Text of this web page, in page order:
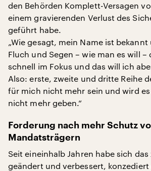
den Behörden Komplett-Versagen
einem gravierenden Verlust des
geführt habe.
„Wie gesagt, mein Name ist
Fluch und Segen – wie man es will –
schnell im Fokus und das will ich
Also: erste, zweite und dritte Reihe
für mich nicht mehr sein und wird
nicht mehr geben.“
Forderung nach mehr Schutz
Mandatsträgern
Seit eineinhalb Jahren habe sich das
geändert und verbessert, konzediert